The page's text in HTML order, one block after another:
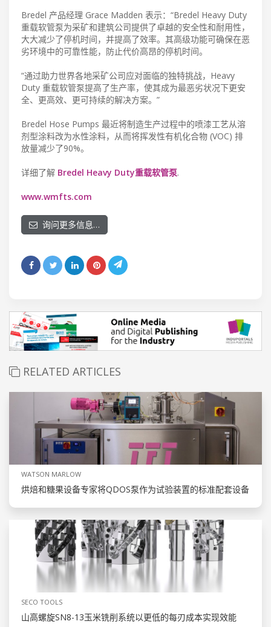
Bredel 产品经理 Grace Madden 表示：“Bredel Heavy Duty
重载软管泵为采矿和建筑公司提供了卓越的安全性和耐用性，
大大减少了停机时间，并提高了效率。其高级功能可确保在恶
劣环境中的可靠性能，防止代价高昂的停机时间。
“通过助力世界各地采矿公司应对面临的独特挑战，Heavy
Duty 重载软管泵提高了生产率，使其成为最恶劣状况下更安
全、更高效、更可持续的解决方案。”
Bredel Hose Pumps 最近将制造生产过程中的喷漆工艺从溶
剂型涂料改为水性涂料，从而将挥发性有机化合物 (VOC) 排
放量减少了90%。
详细了解 Bredel Heavy Duty重载软管泵.
www.wmfts.com
询问更多信息…
RELATED ARTICLES
WATSON MARLOW
烘焙和糖果设备专家将QDOS泵作为试验装置的标准配套设备
SECO TOOLS
山高螺旋SN8-13玉米铣削系统以更低的每刃成本实现效能